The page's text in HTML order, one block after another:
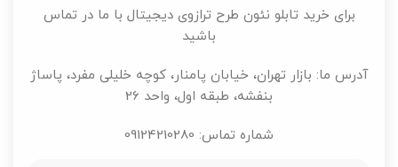
برای خرید تابلو نئون طرح ترازوی دیجیتال با ما در تماس
باشید
آدرس ما: بازار تهران، خیابان پامنار، کوچه خلیلی مفرد، پاساژ
بنفشه، طبقه اول، واحد 26
شماره تماس: 09124210280